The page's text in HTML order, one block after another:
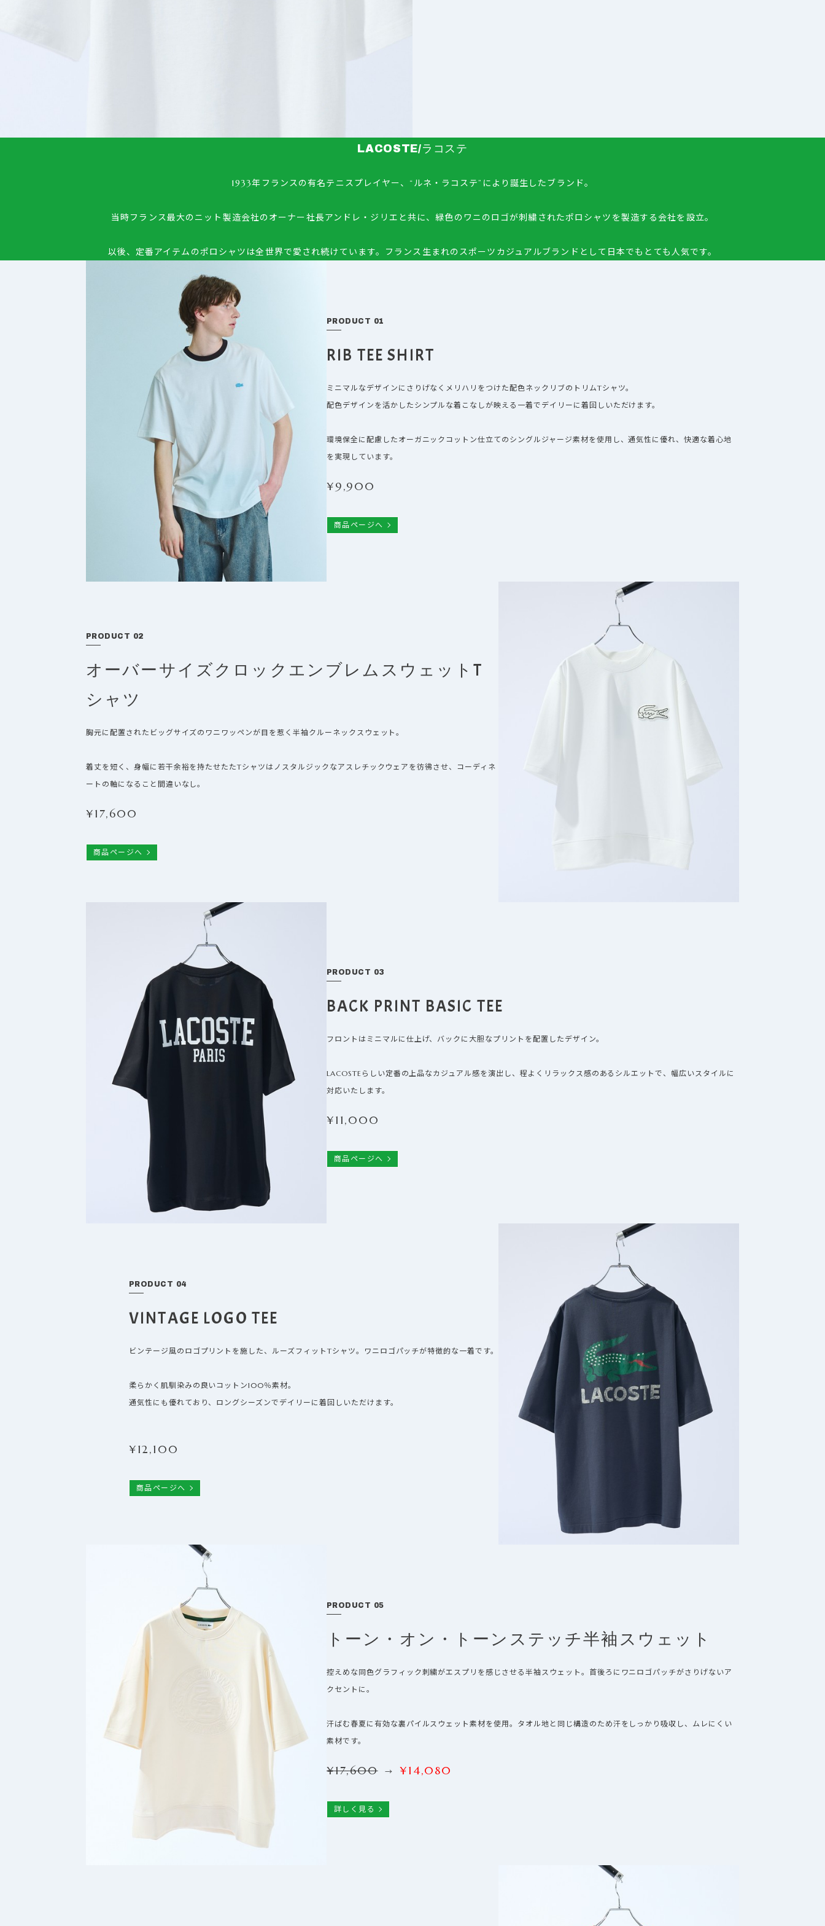
LACOSTE/ラコステ
1933年フランスの有名テニスプレイヤー、“ルネ・ラコステ”により誕生したブランド。
当時フランス最大のニット製造会社のオーナー社長アンドレ・ジリエと共に、緑色のワニのロゴが刺繍されたポロシャツを製造する会社を設立。
以後、定番アイテムのポロシャツは全世界で愛され続けています。フランス生まれのスポーツカジュアルブランドとして日本でもとても人気です。
PRODUCT 01
RIB TEE SHIRT
ミニマルなデザインにさりげなくメリハリをつけた配色ネックリブのトリムTシャツ。
配色デザインを活かしたシンプルな着こなしが映える一着でデイリーに着回しいただけます。
環境保全に配慮したオーガニックコットン仕立てのシングルジャージ素材を使用し、通気性に優れ、快適な着心地
を実現しています。
¥9,900
商品ページへ
PRODUCT 02
オーバーサイズクロックエンブレムスウェットT
シャツ
胸元に配置されたビッグサイズのワニワッペンが目を惹く半袖クルーネックスウェット。
着丈を短く、身幅に若干余裕を持たせたたTシャツはノスタルジックなアスレチックウェアを彷彿させ、コーディネ
ートの軸になること間違いなし。
¥17,600
商品ページへ
PRODUCT 03
BACK PRINT BASIC TEE
フロントはミニマルに仕上げ、バックに大胆なプリントを配置したデザイン。
LACOSTEらしい定番の上品なカジュアル感を演出し、程よくリラックス感のあるシルエットで、幅広いスタイルに
対応いたします。
¥11,000
商品ページへ
PRODUCT 04
VINTAGE LOGO TEE
ビンテージ風のロゴプリントを施した、ルーズフィットTシャツ。ワニロゴパッチが特徴的な一着です。
柔らかく肌馴染みの良いコットン100％素材。
通気性にも優れており、ロングシーズンでデイリーに着回しいただけます。
¥12,100
商品ページへ
PRODUCT 05
トーン・オン・トーンステッチ半袖スウェット
控えめな同色グラフィック刺繍がエスプリを感じさせる半袖スウェット。首後ろにワニロゴパッチがさりげないア
クセントに。
汗ばむ春夏に有効な裏パイルスウェット素材を使用。タオル地と同じ構造のため汗をしっかり吸収し、ムレにくい
素材です。
¥17,600 ¥14,080
詳しく見る